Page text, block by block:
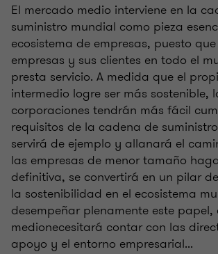
El mercado medio interviene en la
suministro mundial como pieza
ecosistema de empresas, puesto
empresas y sus clientes en todo el
presta servicio. A medida que el
intermedio logre ser más sostenible,
corporaciones tendrán más fácil
requisitos de la cadena de
servirá de ejemplo y allanará el
las empresas de menor tamaño
definitiva, se convertirá en un pilar de
la sostenibilidad en el ecosistema
desempeñar plenamente este papel,
medionecesitará contar con las
apoyo y el entorno empresarial...